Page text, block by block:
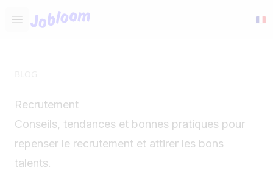
Open main menu
Jobloom
Recrutement
Conseils, tendances et bonnes pratiques pour
repenser le recrutement et attirer les bons
talents.